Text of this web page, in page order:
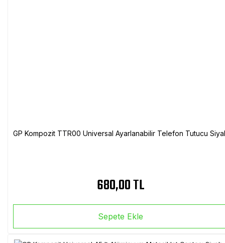
GP Kompozit TTR00 Universal Ayarlanabilir Telefon Tutucu
680,00 TL
Sepete Ekle